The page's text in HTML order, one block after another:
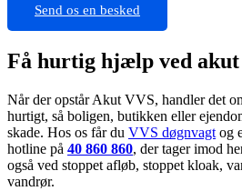
Send os en besked
Få hurtig hjælp ved akut
Når der opstår Akut VVS, handler det
hurtigt, så boligen, butikken eller
skade. Hos os får du VVS døgnvagt og
hotline på 40 860 860, der tager imod
også ved stoppet afløb, stoppet kloak,
vandrør.